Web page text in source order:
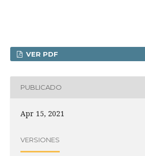
VER PDF
PUBLICADO
Apr 15, 2021
VERSIONES